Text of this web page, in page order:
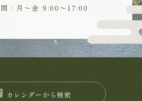
：月～金 9:00～17:00
カレンダーから検索